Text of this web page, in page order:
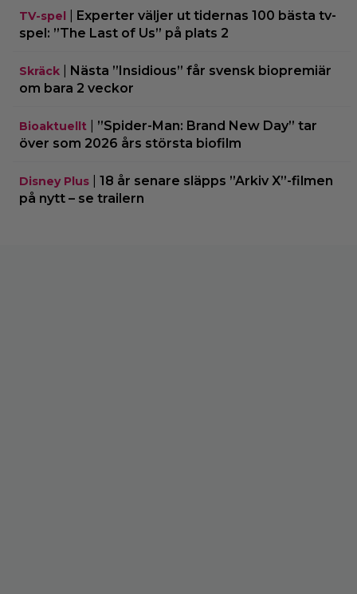
TV-spel
Experter väljer ut tidernas 100 bästa tv-
spel: ”The Last of Us” på plats 2
Skräck
Nästa ”Insidious” får svensk biopremiär
om bara 2 veckor
Bioaktuellt
”Spider-Man: Brand New Day” tar
över som 2026 års största biofilm
Disney Plus
18 år senare släpps ”Arkiv X”-filmen
på nytt – se trailern